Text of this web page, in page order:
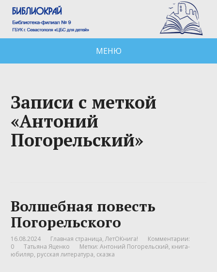
МЕНЮ
Записи с меткой
«Антоний
Погорельский»
Волшебная повесть
Погорельского
16.08.2024 Главная страница,ЛетОКнига!
Комментарии:
0
Татьяна Яценко Метки:Антоний Погорельский, книга-
юбиляр, русская литература, сказка